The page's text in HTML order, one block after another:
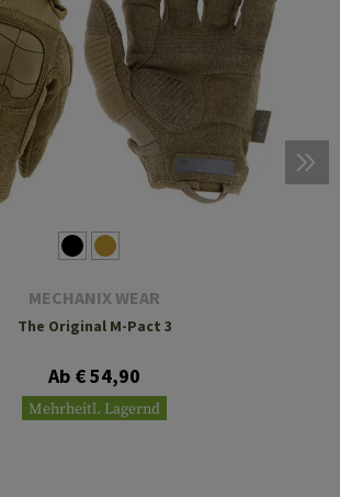
MECHANIX WEAR
The Original M-Pact 3
Ab € 54,90
Mehrheitl. Lagernd